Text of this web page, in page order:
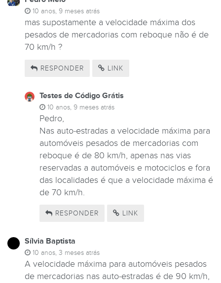
10 anos, 9 meses atrás
mas supostamente a velocidade máxima dos
pesados de mercadorias com reboque não é de
70 km/h ?
RESPONDER LINK
Testes de Código Grátis
10 anos, 9 meses atrás
Pedro,
Nas auto-estradas a velocidade máxima para
automóveis pesados de mercadorias com
reboque é de 80 km/h, apenas nas vias
reservadas a automóveis e motociclos e fora
das localidades é que a velocidade máxima é
de 70 km/h.
RESPONDER LINK
Sílvia Baptista
10 anos, 3 meses atrás
A velocidade máxima para automóveis pesados
de mercadorias nas auto-estradas é de 90 km/h,